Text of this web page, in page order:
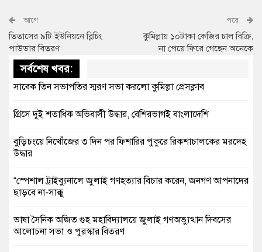
আগে
তিতাসের ৯টি ইউনিয়নে ব্লিচিং
পাউডার বিতরণ
পরে
কুমিল্লায় ১০টাকা কেজির চাল বিক্রি,
না পেয়ে ফিরে গেছেন অনেকে
সর্বশেষ খবর:
সাবেক তিন সভাপতির স্মরণ সভা করলো কুমিল্লা প্রেসক্লাব
গ্রিসে দুই শতাধিক অভিবাসী উদ্ধার, বেশিরভাগই বাংলাদেশি
বুড়িচংয়ে নিখোঁজের ৩ দিন পর ফিশারির পুকুরে রিকশাচালকের মরদেহ
উদ্ধার
“স্পেশাল ট্রাইব্যুনালে জুলাই গণহত্যার বিচার করেন, জনগণ আপনাদের
ছাড়বে না-সাক্কু
ভাষা সৈনিক অজিত গুহ মহাবিদ্যালয়ে জুলাই গণঅভ্যুত্থান দিবসের
আলোচনা সভা ও পুরস্কার বিতরণ